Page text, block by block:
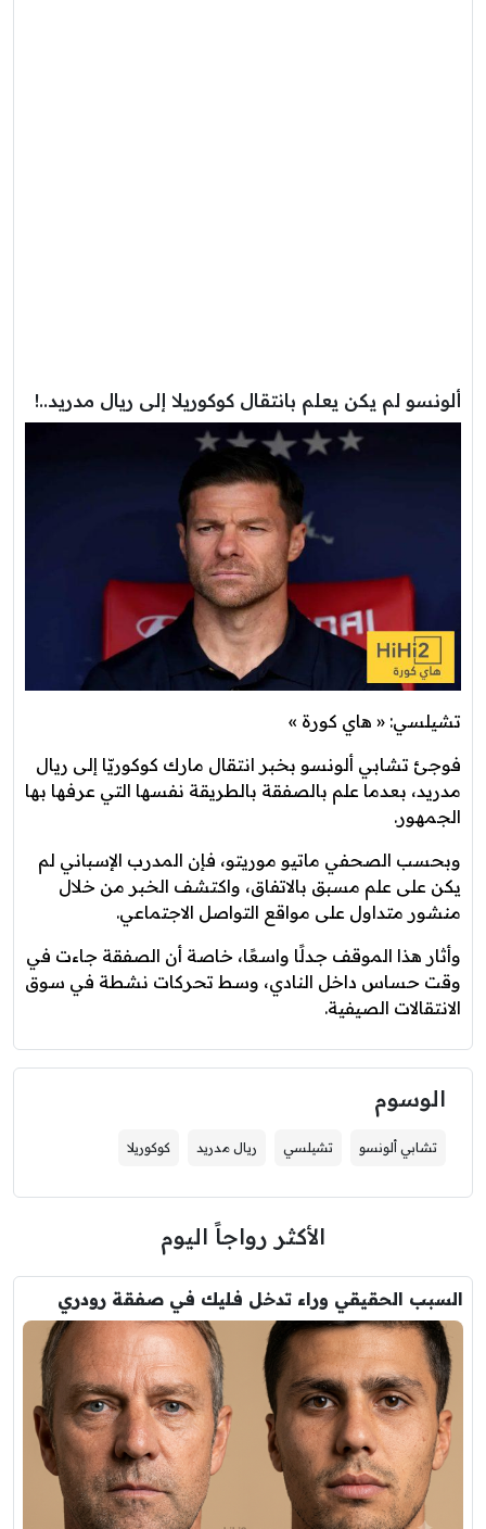
ألونسو لم يكن يعلم بانتقال كوكوريلا إلى ريال مدريد..!
تشيلسي: « هاي كورة »
فوجئ تشابي ألونسو بخبر انتقال مارك كوكوريّا إلى ريال
مدريد، بعدما علم بالصفقة بالطريقة نفسها التي عرفها بها
الجمهور.
وبحسب الصحفي ماتيو موريتو، فإن المدرب الإسباني لم
يكن على علم مسبق بالاتفاق، واكتشف الخبر من خلال
منشور متداول على مواقع التواصل الاجتماعي.
وأثار هذا الموقف جدلًا واسعًا، خاصة أن الصفقة جاءت في
وقت حساس داخل النادي، وسط تحركات نشطة في سوق
الانتقالات الصيفية.
الوسوم
تشابي ألونسو تشيلسي ريال مدريد كوكوريلا
الأكثر رواجاً اليوم
السبب الحقيقي وراء تدخل فليك في صفقة رودري